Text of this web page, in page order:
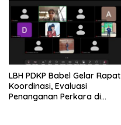
LBH PDKP Babel Gelar Rapat
Koordinasi, Evaluasi
Penanganan Perkara di